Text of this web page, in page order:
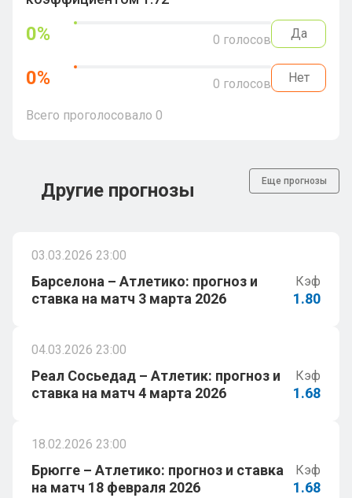
0% 0 голосов Да
0% 0 голосов Нет
Всего проголосовало 0
Другие прогнозы Еще прогнозы
03.03.2026 23:00
Барселона – Атлетико: прогноз и
ставка на матч 3 марта 2026
Кэф
1.80
04.03.2026 23:00
Реал Сосьедад – Атлетик: прогноз и
ставка на матч 4 марта 2026
Кэф
1.68
18.02.2026 23:00
Брюгге – Атлетико: прогноз и ставка
на матч 18 февраля 2026
Кэф
1.68